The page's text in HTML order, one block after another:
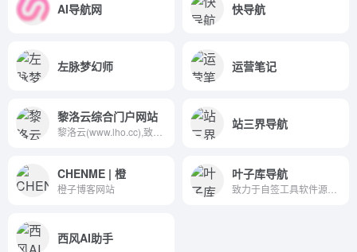
AI导航网 快导航
左脉梦幻师 运营笔记
黎洛云综合门户网站 站三界导航
CHENME | 橙
橙子博客网站
叶子库导航
西风AI助手